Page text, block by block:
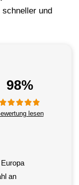
und
an
98%
lesen